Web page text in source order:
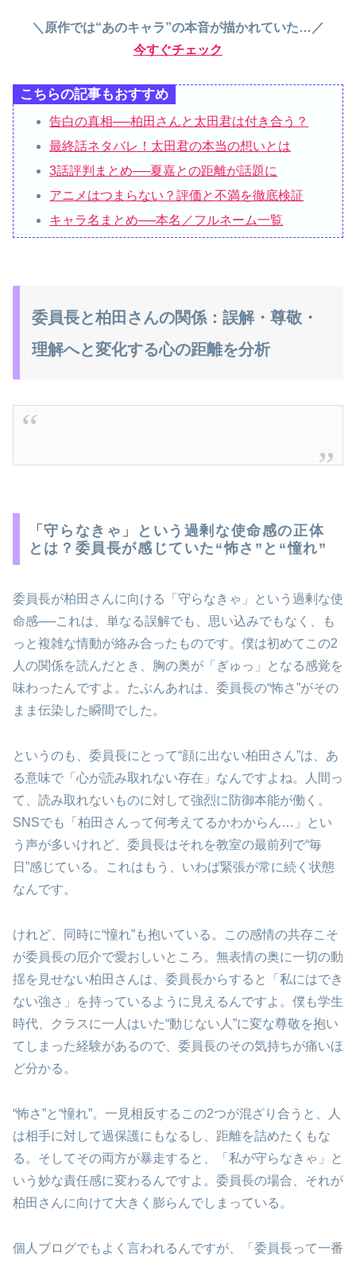
＼原作では“あのキャラ”の本音が描かれていた…／
今すぐチェック
こちらの記事もおすすめ
告白の真相──柏田さんと太田君は付き合う？
最終話ネタバレ！太田君の本当の想いとは
3話評判まとめ──夏嘉との距離が話題に
アニメはつまらない？評価と不満を徹底検証
キャラ名まとめ──本名／フルネーム一覧
委員長と柏田さんの関係：誤解・尊敬・
理解へと変化する心の距離を分析
「守らなきゃ」という過剰な使命感の正体
とは？委員長が感じていた“怖さ”と“憧れ”
委員長が柏田さんに向ける「守らなきゃ」という過剰な使
命感──これは、単なる誤解でも、思い込みでもなく、も
っと複雑な情動が絡み合ったものです。僕は初めてこの2
人の関係を読んだとき、胸の奥が「ぎゅっ」となる感覚を
味わったんですよ。たぶんあれは、委員長の“怖さ”がその
まま伝染した瞬間でした。
というのも、委員長にとって“顔に出ない柏田さん”は、あ
る意味で「心が読み取れない存在」なんですよね。人間っ
て、読み取れないものに対して強烈に防御本能が働く。
SNSでも「柏田さんって何考えてるかわからん…」とい
う声が多いけれど、委員長はそれを教室の最前列で“毎
日”感じている。これはもう、いわば緊張が常に続く状態
なんです。
けれど、同時に“憧れ”も抱いている。この感情の共存こそ
が委員長の厄介で愛おしいところ。無表情の奥に一切の動
揺を見せない柏田さんは、委員長からすると「私にはでき
ない強さ」を持っているように見えるんですよ。僕も学生
時代、クラスに一人はいた“動じない人”に変な尊敬を抱い
てしまった経験があるので、委員長のその気持ちが痛いほ
ど分かる。
“怖さ”と“憧れ”。一見相反するこの2つが混ざり合うと、人
は相手に対して過保護にもなるし、距離を詰めたくもな
る。そしてその両方が暴走すると、「私が守らなきゃ」と
いう妙な責任感に変わるんですよ。委員長の場合、それが
柏田さんに向けて大きく膨らんでしまっている。
個人ブログでもよく言われるんですが、「委員長って一番